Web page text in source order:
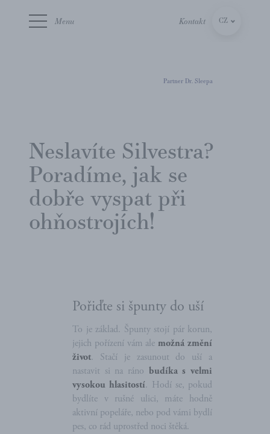
Menu Kontakt CZ
Partner Dr. Sleepa
Neslavíte Silvestra?
Poradíme, jak se
dobře vyspat při
ohňostrojích!
Pořiďte si špunty do uší
To je základ. Špunty stojí pár korun,
jejich pořízení vám ale možná změní
život. Stačí je zasunout do uší a
nastavit si na ráno budíka s velmi
vysokou hlasitostí. Hodí se, pokud
bydlíte v rušné ulici, máte hodně
aktivní popeláře, nebo pod vámi bydlí
pes, co rád uprostřed noci štěká.